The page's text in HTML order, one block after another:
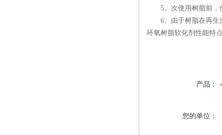
5、次使用树脂前，使
6、由于树脂在再生过
环氧树脂软化剂性能特
产品：
您的单位：